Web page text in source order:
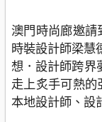
澳門時尚廊邀
時裝設計師梁
想．設計師跨界
走上炙手可熱
本地設計師、設